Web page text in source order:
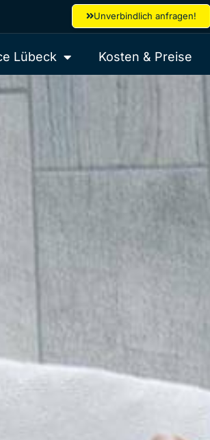
Unverbindlich anfragen!
Lübeck Kosten & Preise